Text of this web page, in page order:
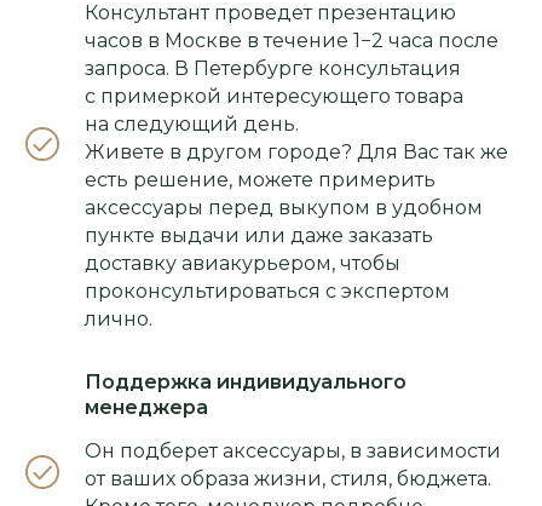
Консультант проведет презентацию
часов в Москве в течение 1−2 часа после
запроса. В Петербурге консультация
с примеркой интересующего товара
на следующий день.
Живете в другом городе? Для Вас так же
есть решение, можете примерить
аксессуары перед выкупом в удобном
пункте выдачи или даже заказать
доставку авиакурьером, чтобы
проконсультироваться с экспертом
лично.
Поддержка индивидуального
менеджера
Он подберет аксессуары, в зависимости
от ваших образа жизни, стиля, бюджета.